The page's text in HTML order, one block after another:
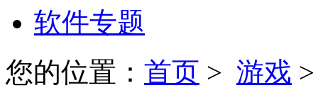
软件专题
您的位置： 首页 > 游戏